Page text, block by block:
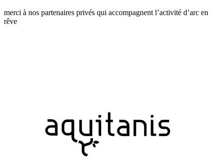
merci à nos partenaires privés qui accompagnent l’activité d’arc en
rêve